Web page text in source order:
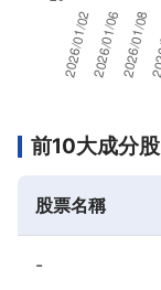
前10大成分股
股票名稱
-